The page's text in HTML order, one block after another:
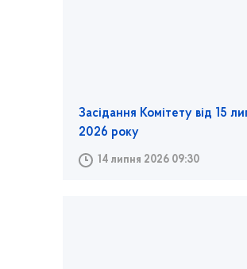
Засідання Комітету від 15
2026 року
14 липня 2026 09:30